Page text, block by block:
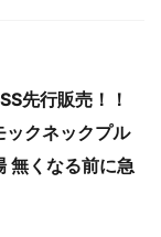
先行販売！！
ックネックプル
無くなる前に急